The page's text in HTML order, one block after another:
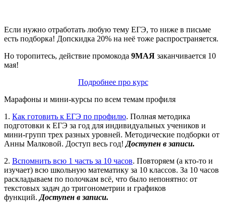
Если нужно отработать любую тему ЕГЭ, то ниже в письме
есть подборка! Допскидка 20% на неё тоже распространяется.
Но торопитесь, действие промокода 9МАЯ заканчивается 10
мая!
Подробнее про курс
Марафоны и мини-курсы по всем темам профиля
1. Как готовить к ЕГЭ по профилю. Полная методика
подготовки к ЕГЭ за год для индивидуальных учеников и
мини-групп трех разных уровней. Методические подборки от
Анны Малковой. Доступ весь год! Доступен в записи.
2. Вспомнить всю 1 часть за 10 часов. Повторяем (а кто-то и
изучает) всю школьную математику за 10 классов. За 10 часов
раскладываем по полочкам всё, что было непонятно: от
текстовых задач до тригонометрии и графиков
функций. Доступен в записи.